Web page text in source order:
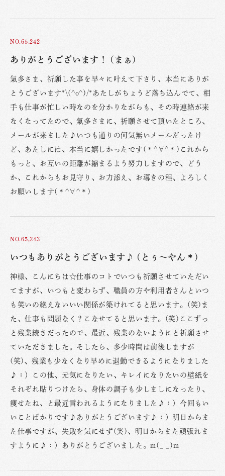
NO.65,242
ありがとうございます！ (まぁ)
氣多さま、祈願した事を早々に叶えて下さり、本当にありが
とうございます*\(^o^)/*あたしがちょうど落ち込んでて、相
手も仕事が忙しい時なのを分かりながらも、その時連絡が来
なくなってたので、氣多さまに、祈願させて頂いたところ、
メールが来ました♪いつも通りの何気無いメールだったけ
ど、あたしには、本当に嬉しかったです(＊^∀^＊)これから
もっと、お互いの距離が縮まるよう努力しますので、どう
か、これからもお見守り、お力添え、お導きの程、よろしく
お願いします(＊^∀^＊)
NO.65,243
いつもありがとうございます♪ (とぅ〜やん＊)
神様、こんにちは☆仕事のコトでいつも祈願させていただい
てますが、いつもと変わらず、職員の方や利用者さんといつ
も笑いの絶えないいい関係が築けれてると思います。(笑)ま
た、仕事も問題なく？こなせてると思います。(笑)ここずっ
と残業続きだったので、最近、残業のないようにと祈願させ
ていただきました。そしたら、多少時間は前後しますが
(笑)、残業も少なくなり早めに退勤できるようになりました
♪：）この他、元気になりたい、キレイになりたいの壁紙を
それぞれ貼りつけたら、身体の調子も少しましになったり、
痩せたね、と最近言われるようになりました♪：）今回もい
いことばかりです♪ありがとうございます♪：）明日からま
た仕事ですが、失敗を気にせず(笑)、明日からまた頑張れま
すように♪：）ありがとうございました。m(_ _)m